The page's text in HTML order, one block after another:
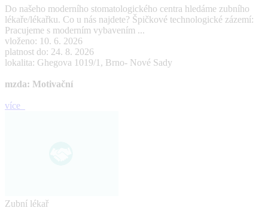
Do našeho moderního stomatologického centra hledáme zubního
lékaře/lékařku. Co u nás najdete? Špičkové technologické zázemí:
Pracujeme s moderním vybavením ...
vloženo: 10. 6. 2026
platnost do: 24. 8. 2026
lokalita: Ghegova 1019/1, Brno- Nové Sady
mzda: Motivační
více
Zubní lékař